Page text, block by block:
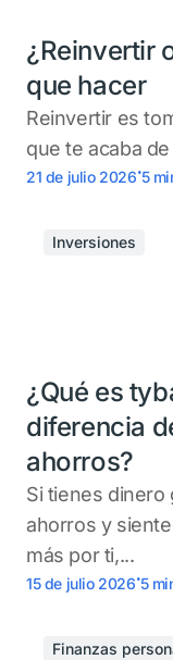
¿Reinvertir
que hacer
Reinvertir es
que te acaba
21 de julio 2026.5
Inversiones
¿Qué es
diferencia
ahorros?
Si tienes dinero
ahorros y
más por ti,...
15 de julio 2026.5
Finanzas